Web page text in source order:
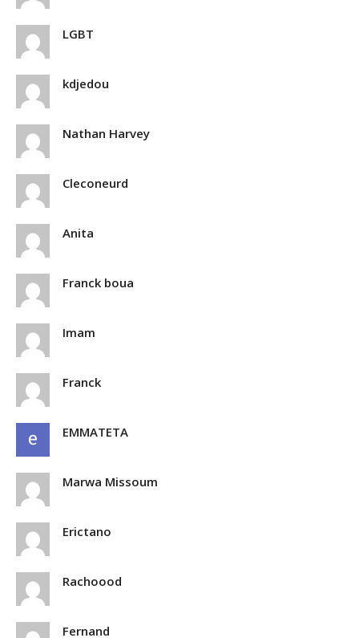
LGBT
kdjedou
Nathan Harvey
Cleconeurd
Anita
Franck boua
Imam
Franck
EMMATETA
Marwa Missoum
Erictano
Rachoood
Fernand